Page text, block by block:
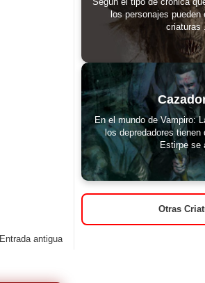
Entrada antigua
los personajes pueden
criaturas
En el mundo de Vampiro:
los depredadores tienen
Estirpe se
Otras